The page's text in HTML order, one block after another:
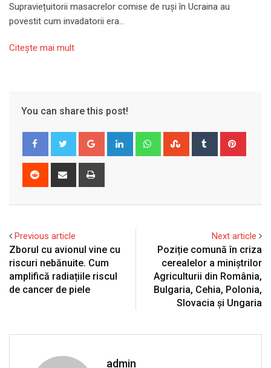
Supraviețuitorii masacrelor comise de ruși în Ucraina au
povestit cum invadatorii era…
Citeşte mai mult
You can share this post!
Google+ LinkedIn WhatsappStumbleUpon
Tumblr
Reddit
Share
Previous article
Zborul cu avionul vine cu
riscuri nebănuite. Cum
amplifică radiațiile riscul
de cancer de piele
Next article
Poziție comună în criza
cerealelor a miniștrilor
Agriculturii din România,
Bulgaria, Cehia, Polonia,
Slovacia și Ungaria
admin